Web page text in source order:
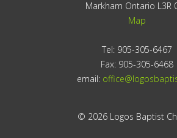
Markham Ontario L3R
Map
Tel: 905-305-6467
Fax: 905-305-6468
email:
© 2026 Logos Baptist